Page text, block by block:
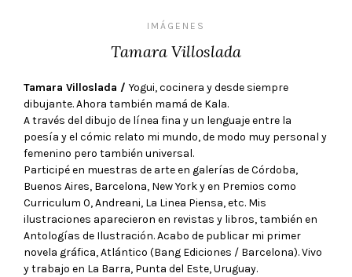
IMÁGENES
Tamara Villoslada
Tamara Villoslada / Yogui,cocinera y desde siempre
dibujante. Ahora también mamá de Kala.
A través del dibujo de línea fina y un lenguaje entre la
poesía y el cómic relato mi mundo, de modo muy personal y
femenino pero también universal.
Participé en muestras de arte en galerías de Córdoba,
Buenos Aires, Barcelona, New York y en Premios como
Curriculum 0, Andreani, La Linea Piensa, etc. Mis
ilustraciones aparecieron en revistas y libros, también en
Antologías de Ilustración. Acabo de publicar mi primer
novela gráfica, Atlántico (Bang Ediciones / Barcelona). Vivo
y trabajo en La Barra, Punta del Este, Uruguay.